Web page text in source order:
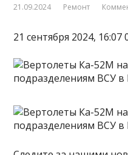
21.09.2024 Ремонт
21 сентября 2024, 16:07